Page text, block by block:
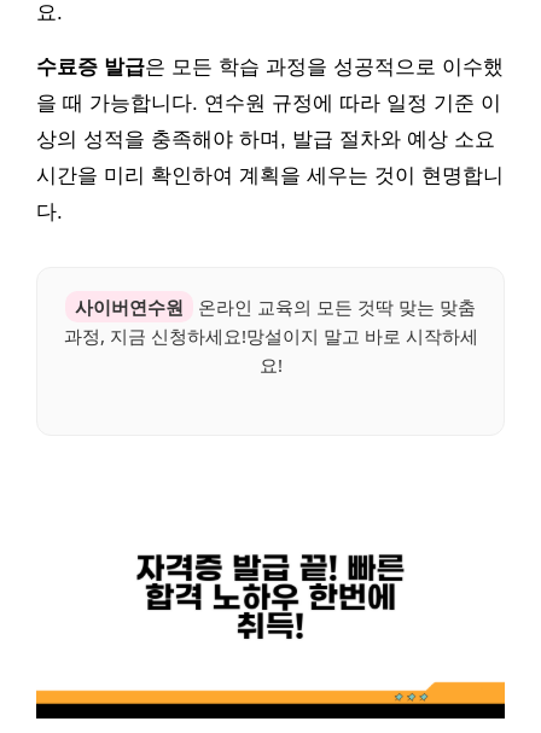
요.
수료증 발급은 모든 학습 과정을 성공적으로 이수했
을 때 가능합니다. 연수원 규정에 따라 일정 기준 이
상의 성적을 충족해야 하며, 발급 절차와 예상 소요
시간을 미리 확인하여 계획을 세우는 것이 현명합니
다.
사이버연수원
온라인 교육의 모든 것딱 맞는 맞춤
과정, 지금 신청하세요!망설이지 말고 바로 시작하세
요!